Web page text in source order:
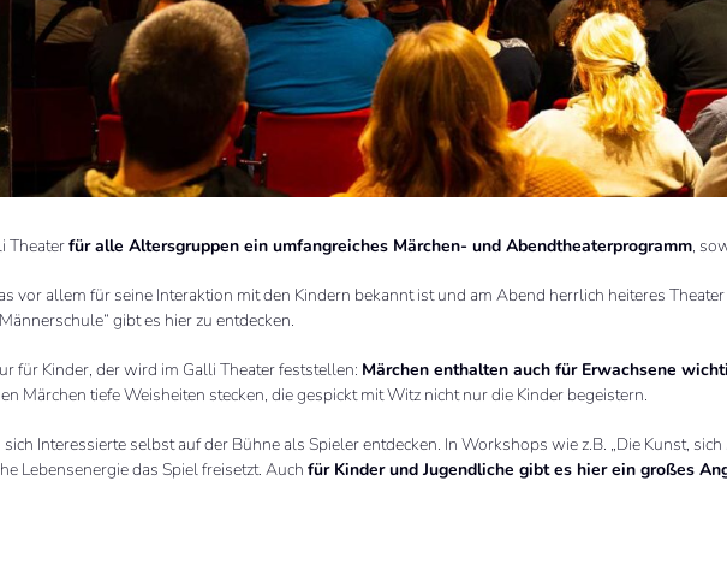
Theaterfür alle Altersgruppen ein umfangreiches Märchen- und Abendtheaterprogramm,
vor allem für seine Interaktion mit den Kindern bekannt ist und am Abend herrlich heiteres
gibt es hier zu entdecken.
für Kinder, der wird im Galli Theater feststellen: Märchen enthalten auch für Erwachsene
Märchen tiefe Weisheiten stecken, die gespickt mit Witz nicht nur die Kinder begeistern.
Interessierte selbst auf der Bühne als Spieler entdecken. In Workshops wie z.B. „Die Kunst,
Lebensenergie das Spiel freisetzt. Auchfür Kinder und Jugendliche gibt es hier ein großes